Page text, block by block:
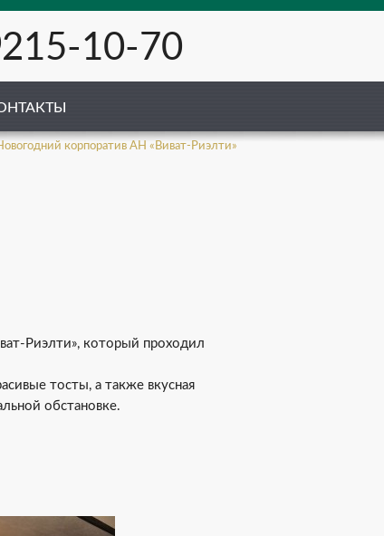
215-10-70
корпоратив АН «Виват-Риэлти»
Риэлти», который проходил
тосты, а также вкусная
обстановке.